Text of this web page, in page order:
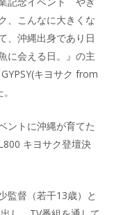
、こんなに大きくな
、沖縄出身であり日
に会える日。』の主
キヨサク from
ントに沖縄が育てた
キヨサク登壇決
監督（若干13歳）と